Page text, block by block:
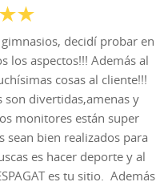
decidí probar en
los aspectos!!! Además al
cosas al cliente!!!
son divertidas,amenas y
monitores están super
sean bien realizados para
es hacer deporte y al
es tu sitio. Además